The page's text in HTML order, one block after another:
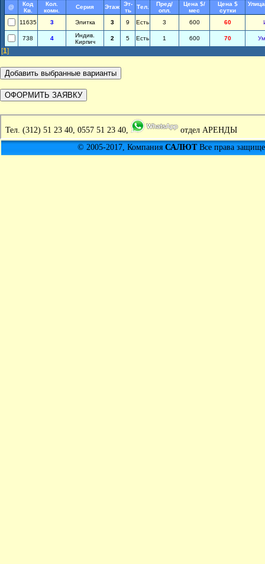
@
Код
Кв.
Кол.
комн.
Серия Этаж
Эт-
ть
Тел.
Пред/
опл.
Цена $/
мес
Цена $
сутки
11635 3 Элитка 3 9 Есть 3 600 60
738 4
Индив.
Кирпич
2 5 Есть 1 600 70
[1]
Тел. (312) 51 23 40, 0557 51 23 40,
отдел АРЕНДЫ
© 2005-2017, Компания САЛЮТВсе права